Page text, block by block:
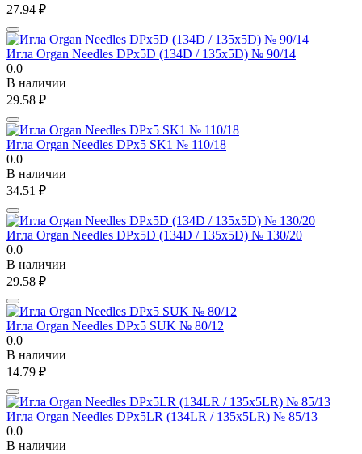
27.94 ₽
Игла Organ Needles DPx5D (134D / 135x5D) № 90/14
0.0
В наличии
29.58 ₽
Игла Organ Needles DPx5 SK1 № 110/18
0.0
В наличии
34.51 ₽
Игла Organ Needles DPx5D (134D / 135x5D) № 130/20
0.0
В наличии
29.58 ₽
Игла Organ Needles DPx5 SUK № 80/12
0.0
В наличии
14.79 ₽
Игла Organ Needles DPx5LR (134LR / 135x5LR) № 85/13
0.0
В наличии